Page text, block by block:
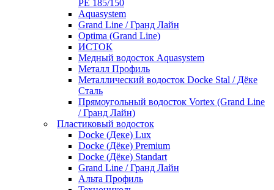
PE 185/150
Aquasystem
Grand Line / Гранд Лайн
Optima (Grand Line)
ИСТОК
Медный водосток Aquasystem
Металл Профиль
Металлический водосток Docke Stal / Дёке
Сталь
Прямоугольный водосток Vortex (Grand Line
/ Гранд Лайн)
Пластиковый водосток
Docke (Деке) Lux
Docke (Дёке) Premium
Docke (Дёке) Standart
Grand Line / Гранд Лайн
Альта Профиль